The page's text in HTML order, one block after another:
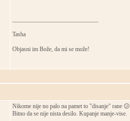
Tasha
Objasni im Bože, da mi se može!
Nikome nije no palo na pamet to "disanje" rane 😕
Bitno da se nije nista desilo. Kupanje manje-vise.